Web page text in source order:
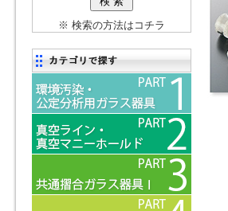
※ 検索の方法はコチラ